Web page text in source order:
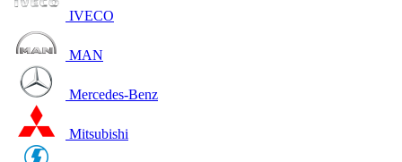
IVECO
MAN
Mercedes-Benz
Mitsubishi